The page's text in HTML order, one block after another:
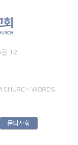
12
CHURCH WORDS
문의사항